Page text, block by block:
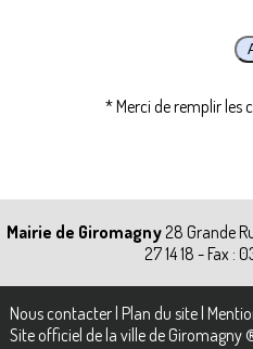
* Merci de remplir les
Mairie de Giromagny28 Grande
27 14 18 - Fax :
Nous contacter| Plan du site|
Site officiel de la ville de Giromagny